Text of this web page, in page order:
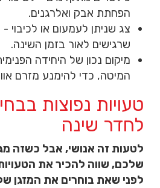
הפחתת אבק ואלרגנים.
צג שניתן לעמעום או לכיבוי
שרגישים לאור בזמן השינה.
מיקום נכון של היחידה
המיטה, כדי להימנע מזרם
טעויות נפוצות
לחדר שינה
לטעות זה אנושי, אבל כשזה
שלכם, שווה להכיר את
לפני שאת בוחרים את המזגן